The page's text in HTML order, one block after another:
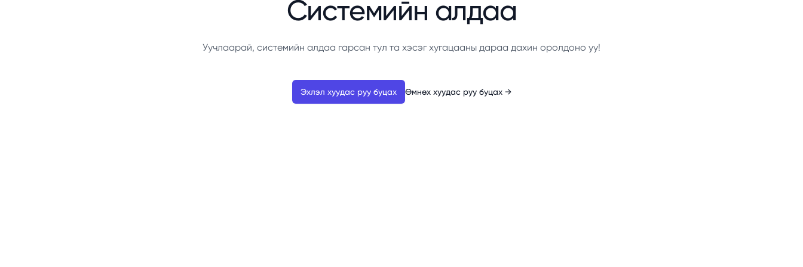
Системийн алдаа
Уучлаарай, системийн алдаа гарсан тул та хэсэг хугацааны дараа дахин оролдоно уу!
Эхлэл хуудас руу буцах Өмнөх хуудас руу буцах →